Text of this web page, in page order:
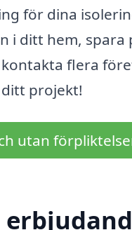
för dina
ditt hem, spara
flera
projekt!
utan